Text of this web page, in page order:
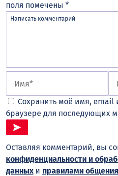
поля помечены *
Сохранить моё имя, email
браузере для последующих
Оставляя комментарий, вы
конфиденциальности и
данныхи правилами общения